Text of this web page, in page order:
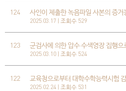
124 사인이 제출한 녹음파일 사본의 증거
2025.03.17 | 조회수 529
123 군검사에 의한 압수·수색영장 집행으
2025.03.10 | 조회수 524
122 교육청으로부터 대학수학능력시험
2025.02.24 | 조회수 531